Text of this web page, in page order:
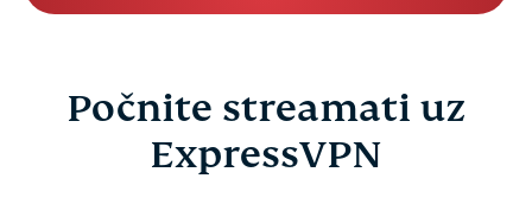
Počnite streamati uz
ExpressVPN